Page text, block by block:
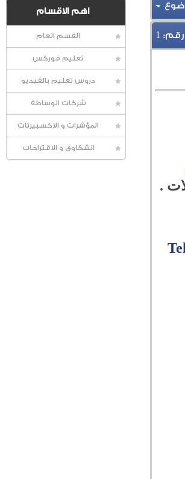
اهم الاقسام
القسم العام
تعليم فوركس
دروس تعليم بالفيديو
شركات الوساطة
المؤشرات و الاكسبيرتات
الشكاوى و الاقتراحات
رقم: 1
.